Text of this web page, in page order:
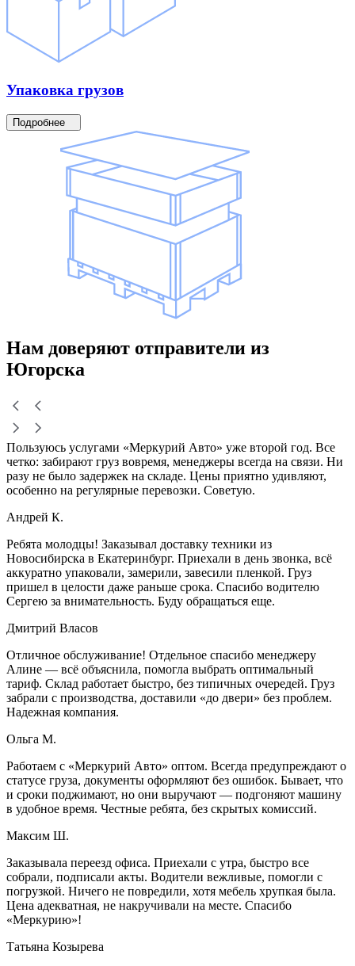
Упаковка грузов
Подробнее
Нам доверяют отправители из
Югорска
Пользуюсь услугами «Меркурий Авто» уже второй год. Все
четко: забирают груз вовремя, менеджеры всегда на связи. Ни
разу не было задержек на складе. Цены приятно удивляют,
особенно на регулярные перевозки. Советую.
Андрей К.
Ребята молодцы! Заказывал доставку техники из
Новосибирска в Екатеринбург. Приехали в день звонка, всё
аккуратно упаковали, замерили, завесили пленкой. Груз
пришел в целости даже раньше срока. Спасибо водителю
Сергею за внимательность. Буду обращаться еще.
Дмитрий Власов
Отличное обслуживание! Отдельное спасибо менеджеру
Алине — всё объяснила, помогла выбрать оптимальный
тариф. Склад работает быстро, без типичных очередей. Груз
забрали с производства, доставили «до двери» без проблем.
Надежная компания.
Ольга М.
Работаем с «Меркурий Авто» оптом. Всегда предупреждают о
статусе груза, документы оформляют без ошибок. Бывает, что
и сроки поджимают, но они выручают — подгоняют машину
в удобное время. Честные ребята, без скрытых комиссий.
Максим Ш.
Заказывала переезд офиса. Приехали с утра, быстро все
собрали, подписали акты. Водители вежливые, помогли с
погрузкой. Ничего не повредили, хотя мебель хрупкая была.
Цена адекватная, не накручивали на месте. Спасибо
«Меркурию»!
Татьяна Козырева